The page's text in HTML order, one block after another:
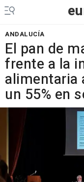
ANDALUCÍA
El pan de
frente a la
alimentaria
un 55% en